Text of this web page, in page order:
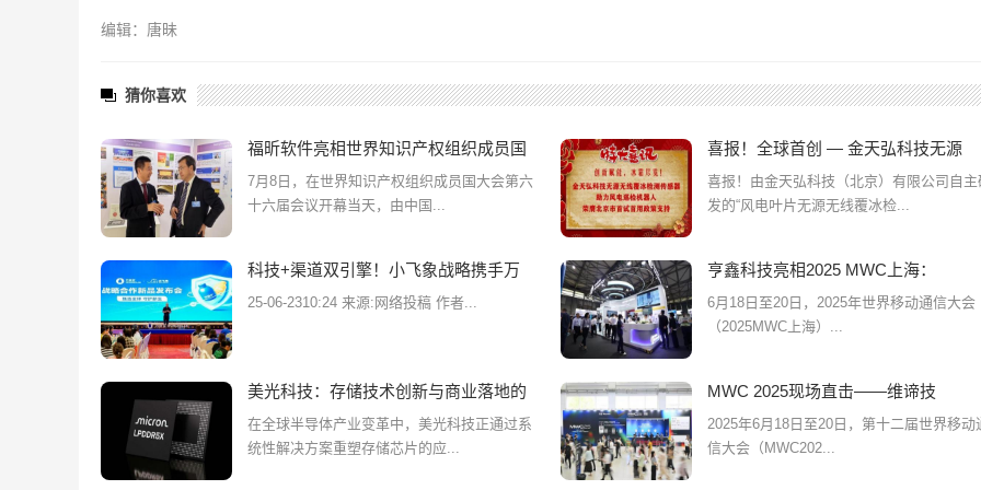
编辑：唐昧
猜你喜欢
福昕软件亮相世界知识产权组织成员国
7月8日，在世界知识产权组织成员国大会第六
十六届会议开幕当天，由中国...
喜报！全球首创 — 金天弘科技无源
喜报！由金天弘科技（北京）有限公司自主
发的“风电叶片无源无线覆冰检...
科技+渠道双引擎！小飞象战略携手万
25-06-2310:24 来源:网络投稿 作者...
亨鑫科技亮相2025 MWC上海：
6月18日至20日，2025年世界移动通信大会
（2025MWC上海）...
美光科技：存储技术创新与商业落地的
在全球半导体产业变革中，美光科技正通过系
统性解决方案重塑存储芯片的应...
MWC 2025现场直击——维谛技
2025年6月18日至20日，第十二届世界移动
信大会（MWC202...